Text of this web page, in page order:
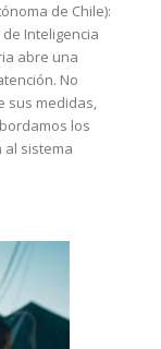
de Chile):
Inteligencia
abre una
No
sus medidas,
los
sistema